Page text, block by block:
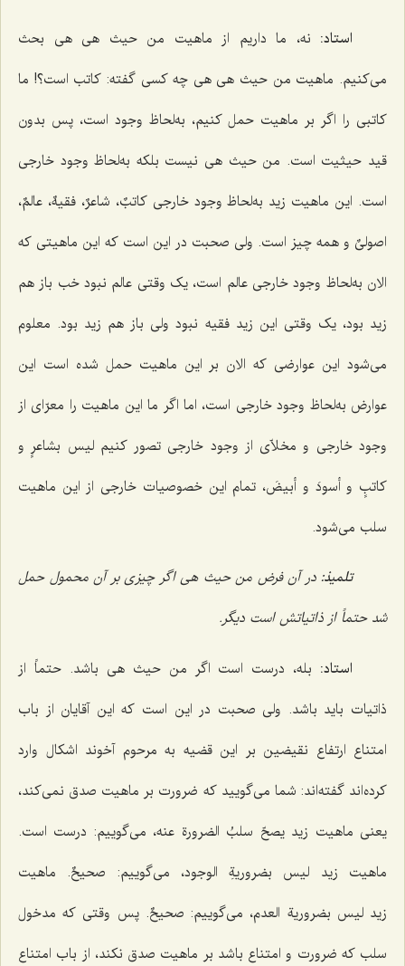
استاد: نه، ما داریم از ماهیت من حیث هی هی بحث
می‌کنیم. ماهیت من حیث هی هی چه کسی گفته: کاتب است؟! ما
کاتبی را اگر بر ماهیت حمل کنیم، به‌لحاظ وجود است، پس بدون
قید حیثیت است. من حیث هی نیست بلکه به‌لحاظ وجود خارجی
است. این ماهیت زید به‌لحاظ وجود خارجی کاتبٌ، شاعرٌ، فقیهٌ، عالمٌ،
اصولیٌ و همه چیز است. ولی صحبت در این است که این ماهیتی که
الان به‌لحاظ وجود خارجی عالم است، یک‌ وقتی عالم نبود خب باز هم
زید بود، یک‌ وقتی این زید فقیه نبود ولی باز هم زید بود. معلوم
می‌شود این عوارضی که الان بر این ماهیت حمل شده است این
عوارض به‌لحاظ وجود خارجی است، اما اگر ما این ماهیت را معرّای از
وجود خارجی و مخلاّی از وجود خارجی تصور کنیملیس بشاعرٍ و
کاتبٍ و أسودَ و أبیضَ، تمام این خصوصیات خارجی از این ماهیت
سلب می‌شود.
تلمیذ:در آن فرض من حیث هی اگر چیزی بر آن محمول حمل
شد حتماً از ذاتیاتش است دیگر.
استاد: بله، درست است اگر من حیث هی باشد. حتماً از
ذاتیات باید باشد. ولی صحبت در این است که این آقایان از باب
امتناع ارتفاع نقیضین بر این قضیه به مرحوم آخوند اشکال وارد
کرده‌اند گفته‌اند: شما می‌گویید که ضرورت بر ماهیت صدق نمی‌کند،
یعنی ماهیت زیدیصحّ سلبُ الضرورة عنه، می‌گوییم: درست است.
ماهیت زید لیس بضروریةِ الوجود، می‌گوییم: صحیحٌ. ماهیت
زیدلیس بضروریة العدم، می‌گوییم: صحیحٌ. پس وقتی که مدخول
سلب که ضرورت و امتناع باشد بر ماهیت صدق نکند، از باب امتناع